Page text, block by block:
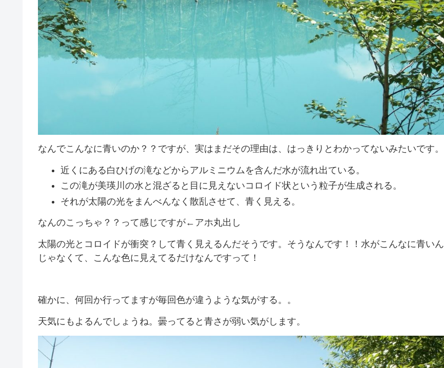
なんでこんなに青いのか？？ですが、実はまだその理由は、はっきりとわかってないみたいです。
近くにある白ひげの滝などからアルミニウムを含んだ水が流れ出ている。
この滝が美瑛川の水と混ざると目に見えないコロイド状という粒子が生成される。
それが太陽の光をまんべんなく散乱させて、青く見える。
なんのこっちゃ？？って感じですが←アホ丸出し
太陽の光とコロイドが衝突？して青く見えるんだそうです。そうなんです！！水がこんなに青いん
じゃなくて、こんな色に見えてるだけなんですって！
確かに、何回か行ってますが毎回色が違うような気がする。。
天気にもよるんでしょうね。曇ってると青さが弱い気がします。